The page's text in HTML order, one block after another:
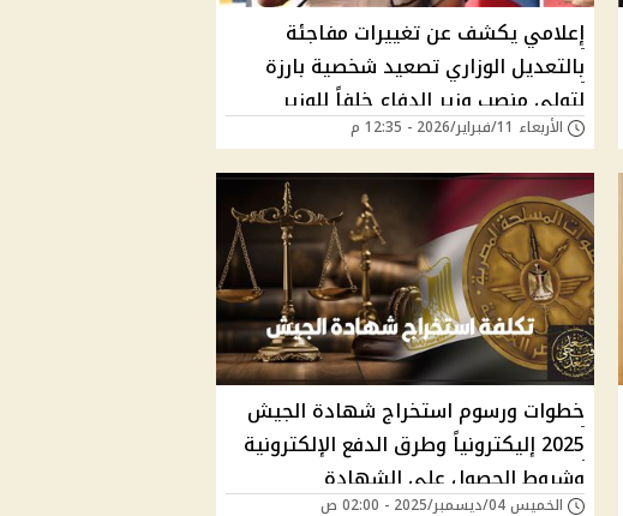
إعلامي يكشف عن تغييرات مفاجئة
بالتعديل الوزاري تصعيد شخصية بارزة
لتولي منصب وزير الدفاع خلفاً للوزير
الحالي
الأربعاء 11/فبراير/2026 - 12:35 م
خطوات ورسوم استخراج شهادة الجيش
2025 إليكترونياً وطرق الدفع الإلكترونية
وشروط الحصول على الشهادة
الخميس 04/ديسمبر/2025 - 02:00 ص